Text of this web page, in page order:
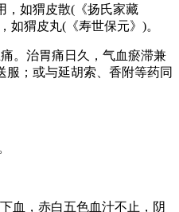
，如猬皮散(《扬氏家藏
如猬皮丸(《寿世保元》)。
。治胃痛日久，气血瘀滞兼
服；或与延胡索、香附等药同
血，赤白五色血汁不止，阴